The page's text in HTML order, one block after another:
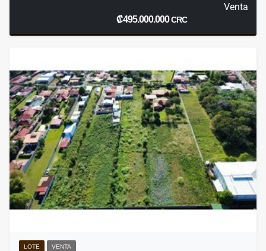
Venta
₡495.000.000CRC
LOTE VENTA